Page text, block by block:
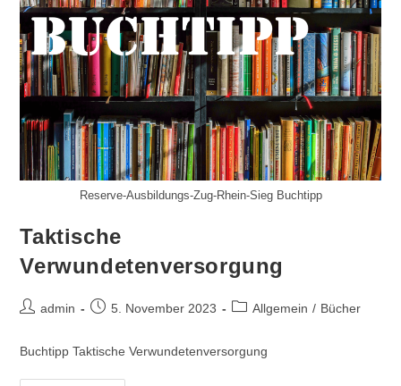
Reserve-Ausbildungs-Zug-Rhein-Sieg Buchtipp
Taktische
Verwundetenversorgung
Beitrags-
admin
Beitrag5. November 2023
Beitrags-
Allgemein / Bücher
Buchtipp Taktische Verwundetenversorgung